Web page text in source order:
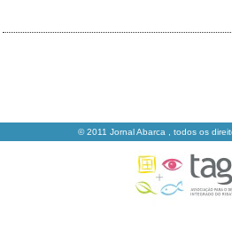
© 2011 Jornal Abarca , todos os